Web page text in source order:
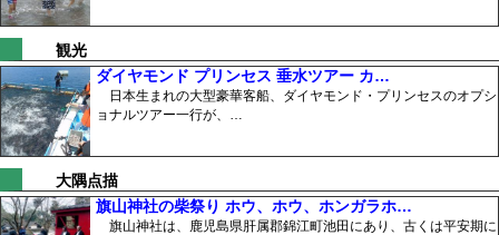
観光
ダイヤモンド プリンセス 垂水ツアー カ…
日本生まれの大型豪華客船、ダイヤモンド・プリンセスのオプシ
ョナルツアー一行が、…
大隅点描
旗山神社の柴祭り ホウ、ホウ、ホンガラホ…
旗山神社は、鹿児島県肝属郡錦江町池田にあり、古くは平安期に